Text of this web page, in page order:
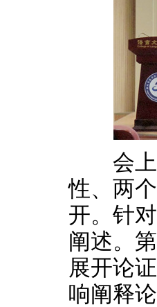
会上
性、两
开。针
阐述。
展开论
响阐释